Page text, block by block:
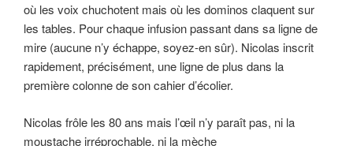
où les voix chuchotent mais où les dominos claquent sur
les tables. Pour chaque infusion passant dans sa ligne de
mire (aucune n’y échappe, soyez-en sûr). Nicolas inscrit
rapidement, précisément, une ligne de plus dans la
première colonne de son cahier d’écolier.
Nicolas frôle les 80 ans mais l’œil n’y paraît pas, ni la
moustache irréprochable, ni la mèche